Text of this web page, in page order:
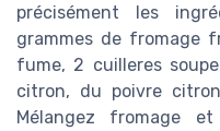
précisément les
grammes de fromage
fume, 2 cuilleres
citron, du poivre
Mélangez fromage